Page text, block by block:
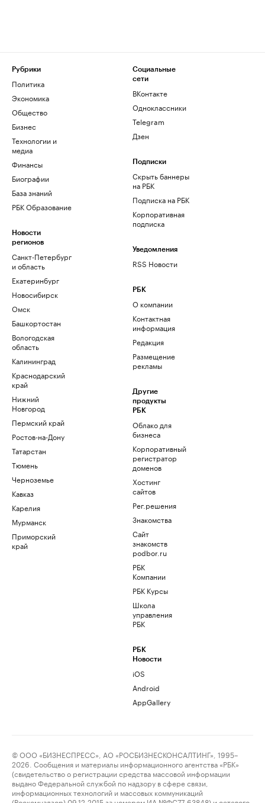
Рубрики
Политика
Экономика
Общество
Бизнес
Технологии и
медиа
Финансы
Биографии
База знаний
РБК Образование
Новости
регионов
Санкт-Петербург
и область
Екатеринбург
Новосибирск
Омск
Башкортостан
Вологодская
область
Калининград
Краснодарский
край
Нижний
Новгород
Пермский край
Ростов-на-Дону
Татарстан
Тюмень
Черноземье
Кавказ
Карелия
Мурманск
Приморский
край
Социальные
сети
ВКонтакте
Одноклассники
Telegram
Дзен
Подписки
Скрыть баннеры
на РБК
Подписка на РБК
Корпоративная
подписка
Уведомления
RSS Новости
РБК
О компании
Контактная
информация
Редакция
Размещение
рекламы
Другие
продукты
РБК
Облако для
бизнеса
Корпоративный
регистратор
доменов
Хостинг
сайтов
Рег.решения
Знакомства
Сайт
знакомств
podbor.ru
РБК
Компании
РБК Курсы
Школа
управления
РБК
РБК
Новости
iOS
Android
AppGallery
© ООО «БИЗНЕСПРЕСС», АО «РОСБИЗНЕСКОНСАЛТИНГ», 1995–
2026. Сообщения и материалы информационного агентства «РБК»
(свидетельство о регистрации средства массовой информации
выдано Федеральной службой по надзору в сфере связи,
информационных технологий и массовых коммуникаций